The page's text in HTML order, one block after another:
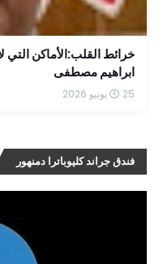
خرائط القلب:الأماكن التي
ابراهيم مصطفى
25 يونيو 2026
فندق جراند كليوباترا دمنهور